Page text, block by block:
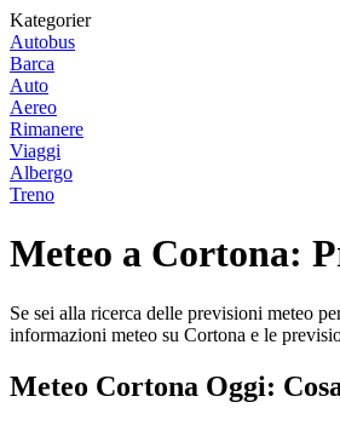
Kategorier
Autobus
Barca
Auto
Aereo
Rimanere
Viaggi
Albergo
Treno
Meteo a Cortona:
Se sei alla ricerca delle previsioni meteo
informazioni meteo su Cortona e le
Meteo Cortona Oggi: